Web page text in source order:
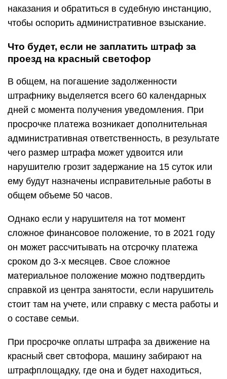
наказания и обратиться в судебную инстанцию,
чтобы оспорить административное взыскание.
Что будет, если не заплатить штраф за
проезд на красный светофор
В общем, на погашение задолженности
штрафнику выделяется всего 60 календарных
дней с момента получения уведомления. При
просрочке платежа возникает дополнительная
административная ответственность, в результате
чего размер штрафа может удвоится или
нарушителю грозит задержание на 15 суток или
ему будут назначены исправительные работы в
общем объеме 50 часов.
Однако если у нарушителя на тот момент
сложное финансовое положение, то в 2021 году
он может рассчитывать на отсрочку платежа
сроком до 3-х месяцев. Свое сложное
материальное положение можно подтвердить
справкой из центра занятости, если нарушитель
стоит там на учете, или справку с места работы и
о составе семьи.
При просрочке оплаты штрафа за движение на
красный свет свтофора, машину забирают на
штрафплощадку, где она и будет находиться,